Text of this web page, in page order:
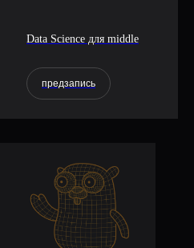
Data Science для middle
предзапись